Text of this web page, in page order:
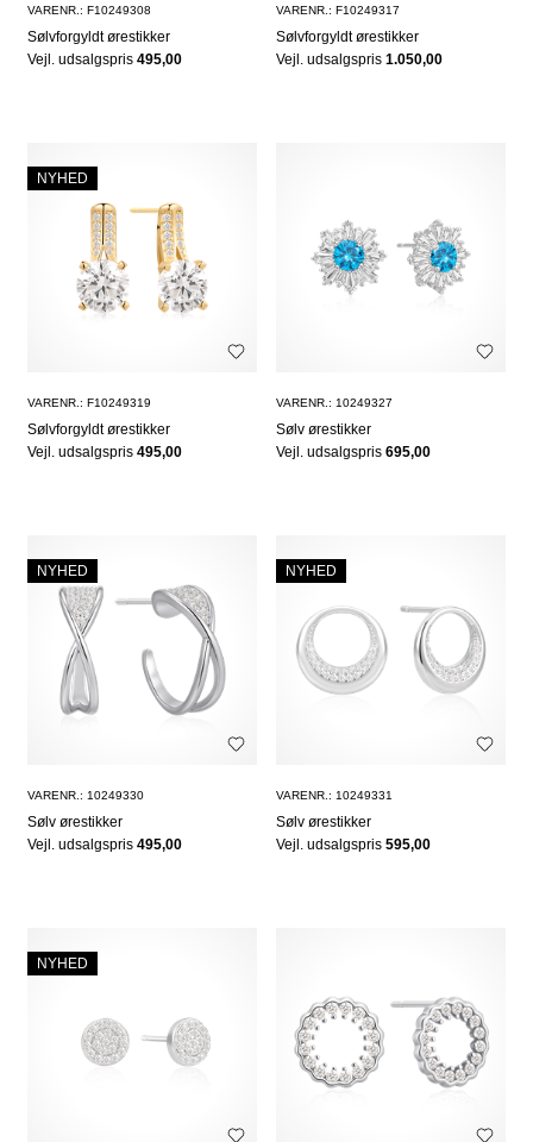
VARENR.: F10249308
Sølvforgyldt ørestikker
Vejl. udsalgspris 495,00
VARENR.: F10249317
Sølvforgyldt ørestikker
Vejl. udsalgspris1.050,00
NYHED
VARENR.: F10249319
Sølvforgyldt ørestikker
Vejl. udsalgspris 495,00
VARENR.: 10249327
Sølv ørestikker
Vejl. udsalgspris695,00
NYHED
VARENR.: 10249330
Sølv ørestikker
Vejl. udsalgspris 495,00
NYHED
VARENR.: 10249331
Sølv ørestikker
Vejl. udsalgspris595,00
NYHED